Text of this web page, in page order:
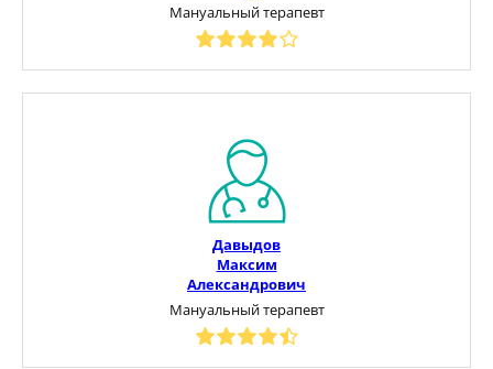
Мануальный терапевт
Давыдов
Максим
Александрович
Мануальный терапевт